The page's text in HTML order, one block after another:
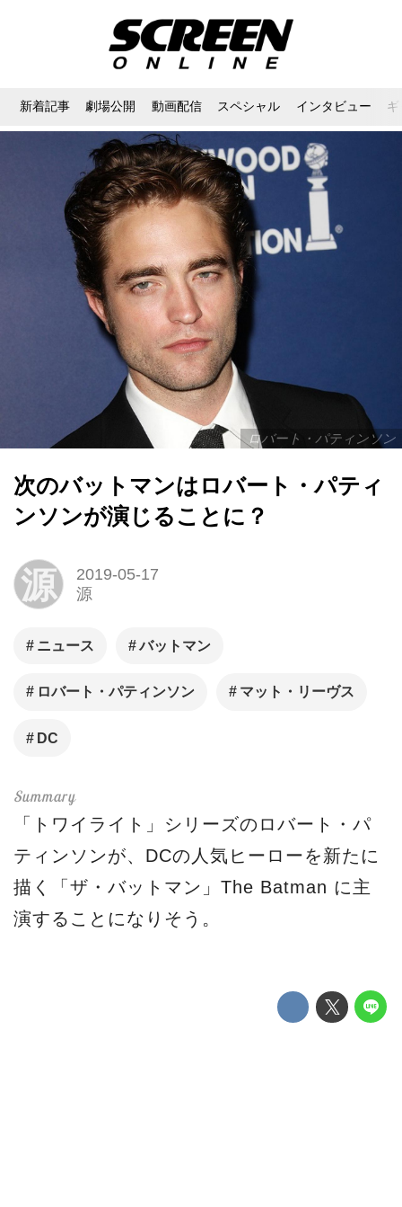
新着記事 劇場公開 動画配信 スペシャル インタビュー
ロバート・パティンソン
次のバットマンはロバート・パティ
ンソンが演じることに？
源
2019-05-17
源
ニュース バットマン
ロバート・パティンソン マット・リーヴス
DC
「トワイライト」シリーズのロバート・パ
ティンソンが、DCの人気ヒーローを新たに
描く「ザ・バットマン」The Batman に主
演することになりそう。